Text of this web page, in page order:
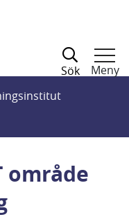
Sök
Meny
område